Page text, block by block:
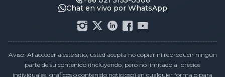
Chat en vivo por WhatsApp
Aviso: Al acceder a este sitio, usted acepta no copiar ni reproducir ningún
parte de su contenido (incluyendo, pero no limitado a, precios
individuales, gráficos o contenido noticioso) en cualquier forma o para